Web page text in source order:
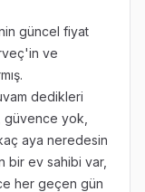
güncel fiyat
ve
dedikleri
güvence yok,
aya neredesin
bir ev sahibi var,
her geçen gün